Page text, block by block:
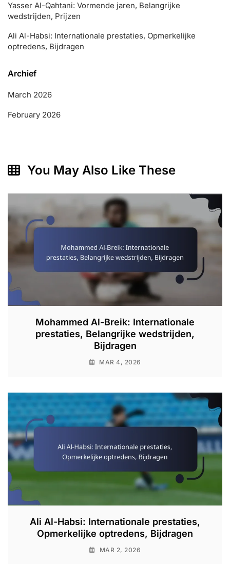
Yasser Al-Qahtani: Vormende jaren, Belangrijke
wedstrijden, Prijzen
Ali Al-Habsi: Internationale prestaties, Opmerkelijke
optredens, Bijdragen
Archief
March 2026
February 2026
You May Also Like These
Mohammed Al-Breik: Internationale
prestaties, Belangrijke wedstrijden,
Bijdragen
MAR 4, 2026
Ali Al-Habsi: Internationale prestaties,
Opmerkelijke optredens, Bijdragen
MAR 2, 2026